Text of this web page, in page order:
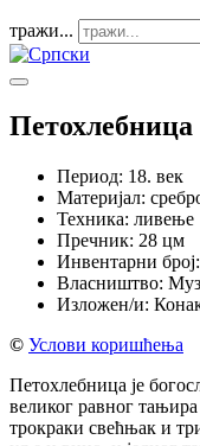
тражи...
Петохлебница
Период: 18. век
Материјал:
Техника: ливење
Пречник: 28 цм
Инвентарни број:
Власништво:
Изложен/и:
© Услови коришћења
Петохлебница је
великог равног
трокраки свећњак и